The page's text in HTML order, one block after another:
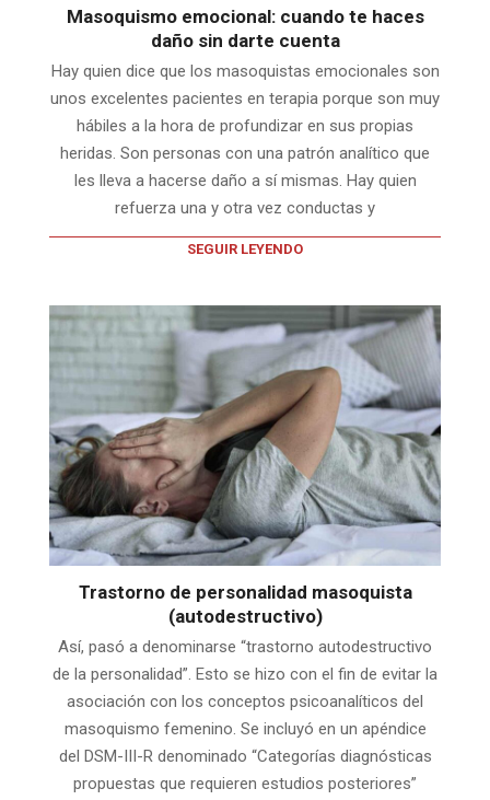
Masoquismo emocional: cuando te haces
daño sin darte cuenta
Hay quien dice que los masoquistas emocionales son
unos excelentes pacientes en terapia porque son muy
hábiles a la hora de profundizar en sus propias
heridas. Son personas con una patrón analítico que
les lleva a hacerse daño a sí mismas. Hay quien
refuerza una y otra vez conductas y
SEGUIR LEYENDO
Trastorno de personalidad masoquista
(autodestructivo)
Así, pasó a denominarse “trastorno autodestructivo
de la personalidad”. Esto se hizo con el fin de evitar la
asociación con los conceptos psicoanalíticos del
masoquismo femenino. Se incluyó en un apéndice
del DSM-III-R denominado “Categorías diagnósticas
propuestas que requieren estudios posteriores”